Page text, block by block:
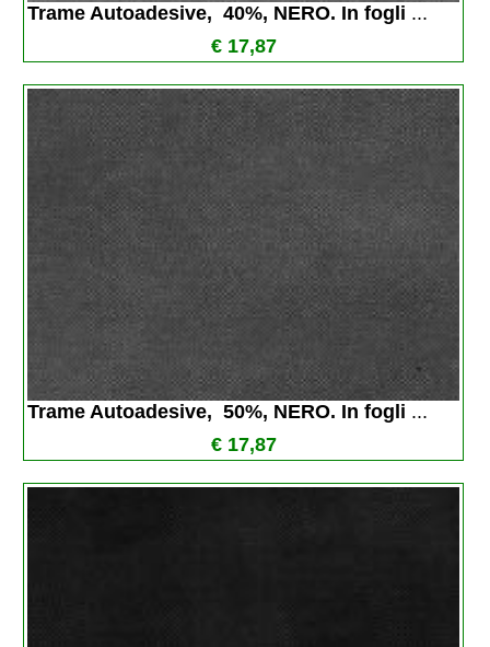
Trame Autoadesive,  40%, NERO. In fogli ...
€ 17,87
Trame Autoadesive,  50%, NERO. In fogli ...
€ 17,87